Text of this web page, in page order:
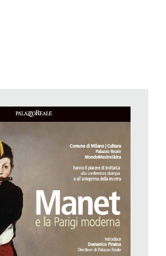
passato e soprattutto la citava,
e passando per Velàzquez e
che a Palazzo Reale propone una
MondoMostre Skira in collaborazione
incentrata sulla sua città: Parigi, quella
Avrebbe dovuto tenersi alla Galleria
contemporanea di Torino a
di collaborazione con il museo
precedentemente realizzare quelle di
nel 2013 e di Monet nel 2015. Con la